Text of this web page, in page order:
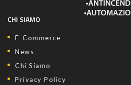
CHI SIAMO
E-Commerce
News
Chi Siamo
Privacy Policy